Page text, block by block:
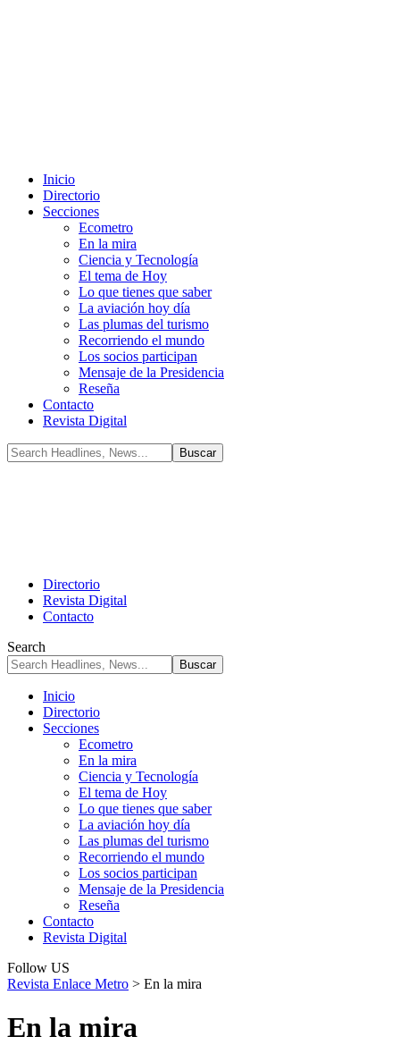
Inicio
Directorio
Secciones
Ecometro
En la mira
Ciencia y Tecnología
El tema de Hoy
Lo que tienes que saber
La aviación hoy día
Las plumas del turismo
Recorriendo el mundo
Los socios participan
Mensaje de la Presidencia
Reseña
Contacto
Revista Digital
Directorio
Revista Digital
Contacto
Search
Inicio
Directorio
Secciones
Ecometro
En la mira
Ciencia y Tecnología
El tema de Hoy
Lo que tienes que saber
La aviación hoy día
Las plumas del turismo
Recorriendo el mundo
Los socios participan
Mensaje de la Presidencia
Reseña
Contacto
Revista Digital
Follow US
Revista Enlace Metro > En la mira
En la mira